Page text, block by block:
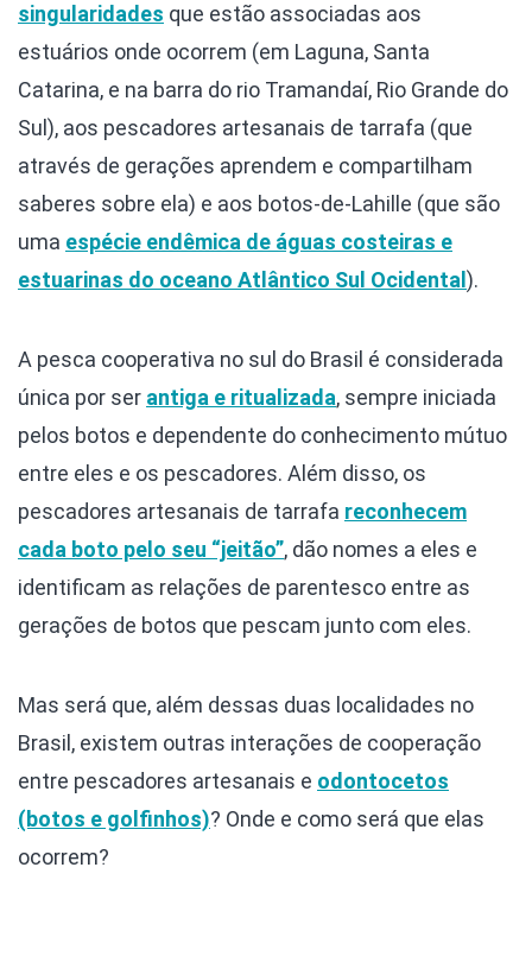
singularidades que estão associadas aos
estuários onde ocorrem (em Laguna, Santa
Catarina, e na barra do rio Tramandaí, Rio Grande do
Sul), aos pescadores artesanais de tarrafa (que
através de gerações aprendem e compartilham
saberes sobre ela) e aos botos-de-Lahille (que são
uma espécie endêmica de águas costeiras e
estuarinas do oceano Atlântico Sul Ocidental ).
A pesca cooperativa no sul do Brasil é considerada
única por ser antiga e ritualizada, sempre iniciada
pelos botos e dependente do conhecimento mútuo
entre eles e os pescadores. Além disso, os
pescadores artesanais de tarrafa reconhecem
cada boto pelo seu “jeitão”, dão nomes a eles e
identificam as relações de parentesco entre as
gerações de botos que pescam junto com eles.
Mas será que, além dessas duas localidades no
Brasil, existem outras interações de cooperação
entre pescadores artesanais e odontocetos
(botos e golfinhos)? Onde e como será que elas
ocorrem?